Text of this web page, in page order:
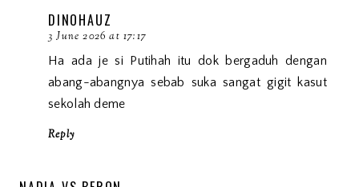
DINOHAUZ
3 June 2026 at 17:17
Ha ada je si Putihah itu dok bergaduh dengan
abang-abangnya sebab suka sangat gigit kasut
sekolah deme
Reply